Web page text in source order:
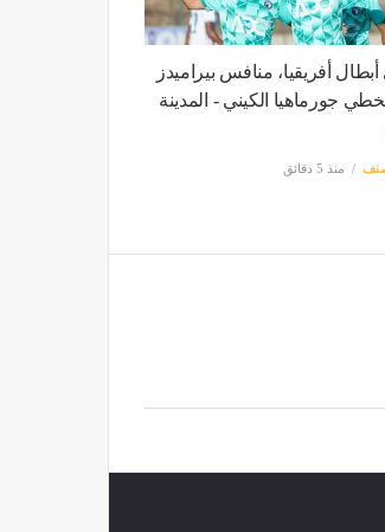
أفريقيا، منافس بيراميدز
جورماهيا الكيني - المدينة
منذ 5 دقائق